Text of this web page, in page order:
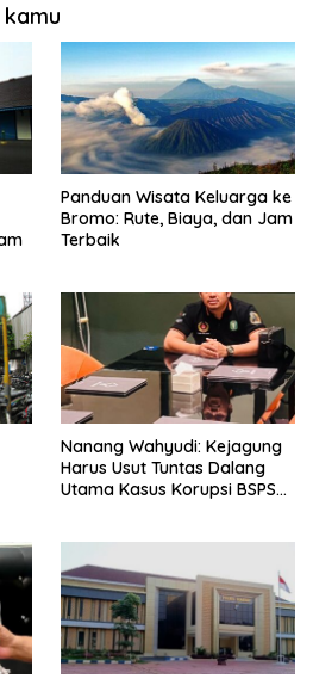
Panduan Wisata Keluarga ke
Bromo: Rute, Biaya, dan Jam
Terbaik
Nanang Wahyudi: Kejagung
Harus Usut Tuntas Dalang
Utama Kasus Korupsi BSPS